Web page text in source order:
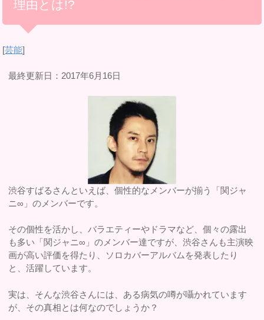
理由とは!?
[芸能]
最終更新日：2017年6月16日
渋谷すばるさんといえば、個性的なメンバーが揃う「関ジャ
ニ∞」のメンバーです。
その個性を活かし、バラエティーやドラマなど、個々の露出
も多い「関ジャニ∞」のメンバー達ですが、渋谷さんも主演映
画が高い評価を得たり、ソロカバーアルバムを発表したり
と、活躍しています。
実は、そんな渋谷さんには、ある病気の噂が囁かれています
が、その真相とは何なのでしょうか？